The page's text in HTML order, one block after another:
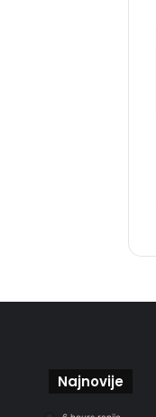
Najnovije